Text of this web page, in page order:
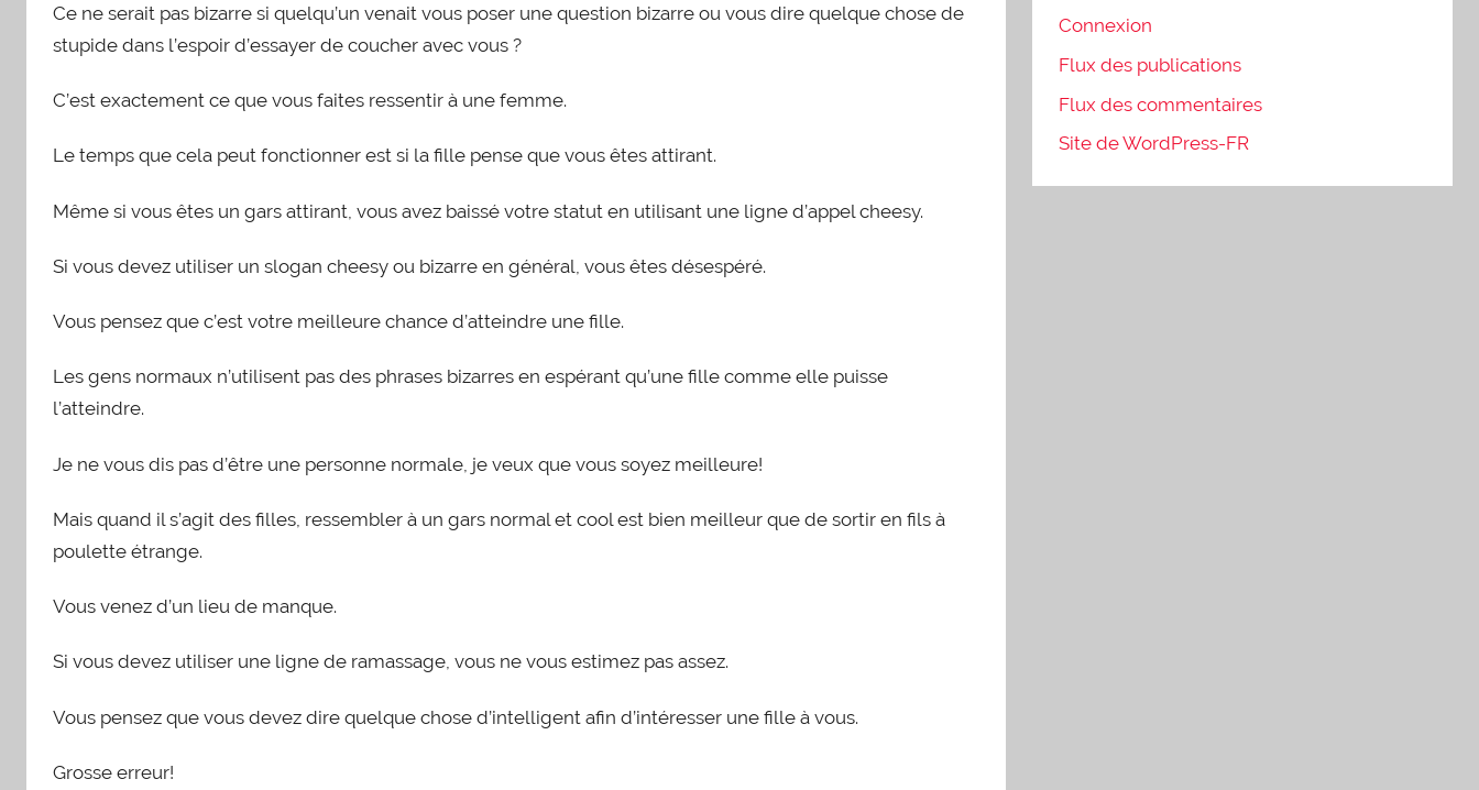
Ce ne serait pas bizarre si quelqu’un venait vous poser une question bizarre ou vous dire quelque chose de
stupide dans l’espoir d’essayer de coucher avec vous ?
C’est exactement ce que vous faites ressentir à une femme.
Le temps que cela peut fonctionner est si la fille pense que vous êtes attirant.
Même si vous êtes un gars attirant, vous avez baissé votre statut en utilisant une ligne d’appel cheesy.
Si vous devez utiliser un slogan cheesy ou bizarre en général, vous êtes désespéré.
Vous pensez que c’est votre meilleure chance d’atteindre une fille.
Les gens normaux n’utilisent pas des phrases bizarres en espérant qu’une fille comme elle puisse
l’atteindre.
Je ne vous dis pas d’être une personne normale, je veux que vous soyez meilleure!
Mais quand il s’agit des filles, ressembler à un gars normal et cool est bien meilleur que de sortir en fils à
poulette étrange.
Vous venez d’un lieu de manque.
Si vous devez utiliser une ligne de ramassage, vous ne vous estimez pas assez.
Vous pensez que vous devez dire quelque chose d’intelligent afin d’intéresser une fille à vous.
Grosse erreur!
Connexion
Flux des publications
Flux des commentaires
Site de WordPress-FR